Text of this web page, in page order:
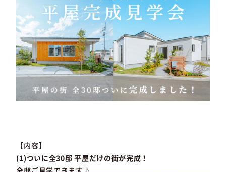
【内容】
(1)ついに全30邸 平屋だけの街が完成！